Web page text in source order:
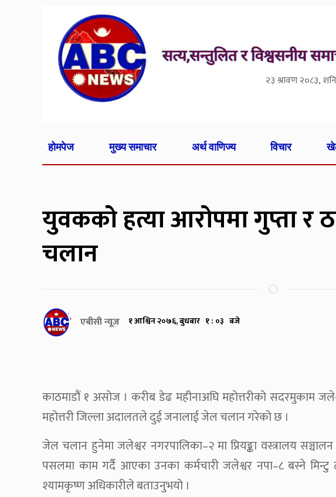
२३ श्रावण २०८३,
होमपेज मुख्य समाचार अर्थ वाणिज्य विचार
युवकको हत्या आरोपमा गुप्ता र
चलान
एबीसी न्यूज १ आश्विन २०७६, बुधबार १ : ०३ बजे
काठमाडौं १ असोज । करीब डेढ महीनाअघि महोत्तरीको सदरमुकाम
महोत्तरी जिल्ला अदालतले दुई जनालाई जेल चलान गरेको छ ।
जेल चलान हुनेमा जलेश्वर नगरपालिका–२ मा प्रियङ्का वस्त्रालय
पसलमा काम गर्दै आएका उनका कर्मचारी जलेश्वर नपा–८ बस्ने मिन्टु
श्यामकृष्ण अधिकारीले बताउनुभयो ।